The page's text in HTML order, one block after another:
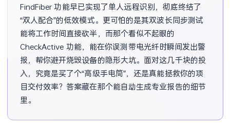
FindFiber 功能早已实现了单人远程识别，彻底终结了
“双人配合”的低效模式。更可怕的是其双波长同步测试
能将工作时间直接砍半，而那个看似不起眼的
CheckActive 功能，能在你误测带电光纤时瞬间发出警
报，帮你避开烧毁设备的隐形大坑。面对这几千块的投
入，究竟是买了个“高级手电筒”，还是真能拯救你的项
目交付效率？答案藏在那个能自动生成专业报告的细节
里。